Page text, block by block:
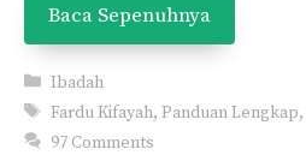
Baca Sepenuhnya
Categories
Ibadah
Tags
Fardu Kifayah,Panduan Lengkap,
97 Comments